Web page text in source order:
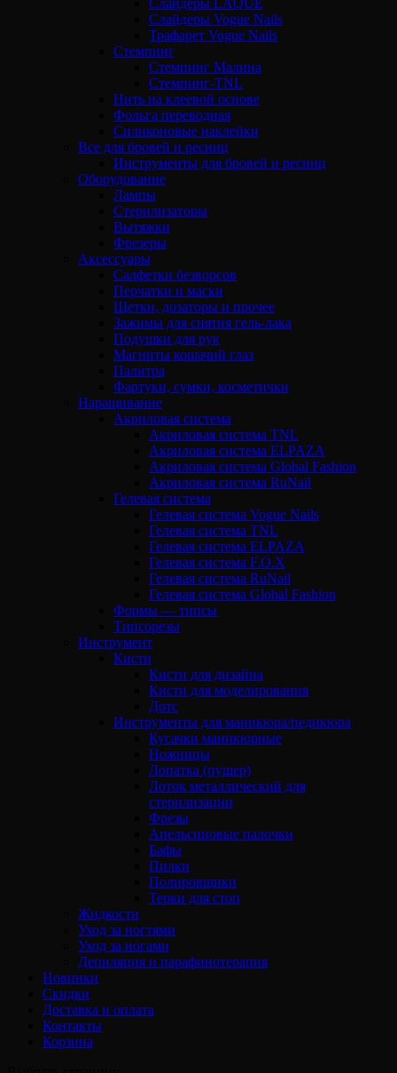
Слайдеры LAQUE
Слайдеры Vogue Nails
Трафарет Vogue Nails
Стемпинг
Стемпинг Малина
Стемпинг-TNL
Нить на клеевой основе
Фольга переводная
Силиконовые наклейки
Все для бровей и ресниц
Инструменты для бровей и ресниц
Оборудование
Лампы
Стерилизаторы
Вытяжки
Фрезеры
Аксессуары
Салфетки безворсов
Перчатки и маски
Щетки, дозаторы и прочее
Зажимы для снятия гель-лака
Подушки для рук
Магниты кошачий глаз
Палитра
Фартуки, сумки, косметички
Наращивание
Акриловая система
Акриловая система TNL
Акриловая система ELPAZA
Акриловая система Global Fashion
Акриловая система RuNail
Гелевая система
Гелевая система Vogue Nails
Гелевая система TNL
Гелевая система ELPAZA
Гелевая система F.O.X
Гелевая система RuNail
Гелевая система Global Fashion
Формы — типсы
Типсорезы
Инструмент
Кисти
Кисти для дизайна
Кисти для моделирования
Дотс
Инструменты для маникюра/педикюра
Кусачки маникюрные
Ножницы
Лопатка (пушер)
Лоток металлический для
стерилизации
Фрезы
Апельсиновые палочки
Бафы
Пилки
Полировщики
Терки для стоп
Жидкости
Уход за ногтями
Уход за ногами
Депиляция и парафинотерапия
Новинки
Скидки
Доставка и оплата
Контакты
Корзина